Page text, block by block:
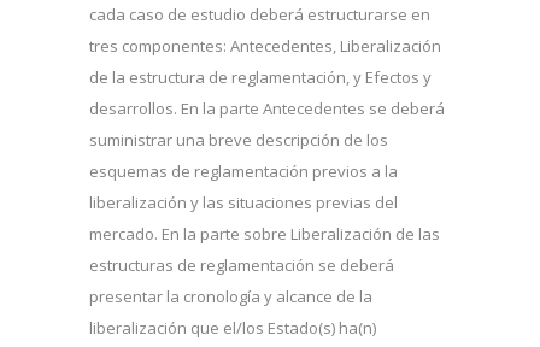
cada caso de estudio deberá estructurarse en
tres componentes: Antecedentes, Liberalización
de la estructura de reglamentación, y Efectos y
desarrollos. En la parte Antecedentes se deberá
suministrar una breve descripción de los
esquemas de reglamentación previos a la
liberalización y las situaciones previas del
mercado. En la parte sobre Liberalización de las
estructuras de reglamentación se deberá
presentar la cronología y alcance de la
liberalización que el/los Estado(s) ha(n)